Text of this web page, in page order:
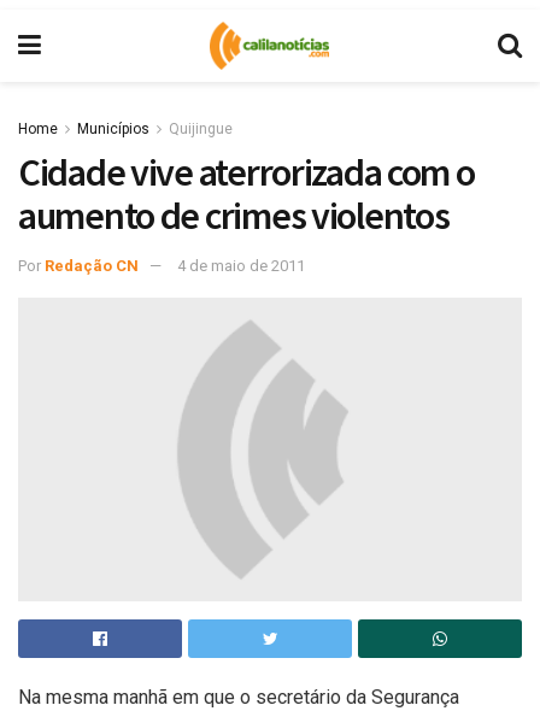
Home Municípios Quijingue
Cidade vive aterrorizada com o
aumento de crimes violentos
Por Redação CN 4 de maio de 2011
Na mesma manhã em que o secretário da Segurança